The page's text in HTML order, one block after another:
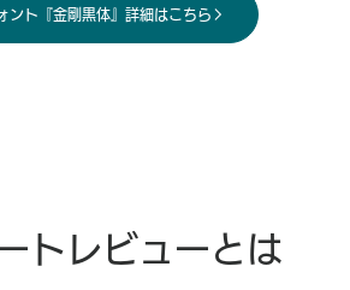
ント『金剛黒体』詳細はこちら
トレビューとは